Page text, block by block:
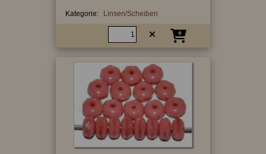
Kategorie: Linsen/Scheiben